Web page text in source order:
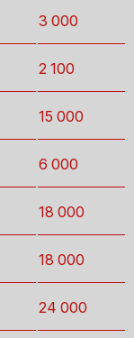
3 000
2 100
15 000
6 000
18 000
18 000
24 000